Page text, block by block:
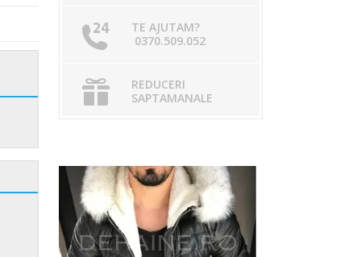
TE AJUTAM?
0370.509.052
REDUCERI
SAPTAMANALE